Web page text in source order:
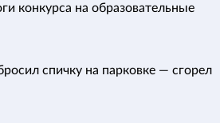
конкурса на образовательные
спичку на парковке — сгорел